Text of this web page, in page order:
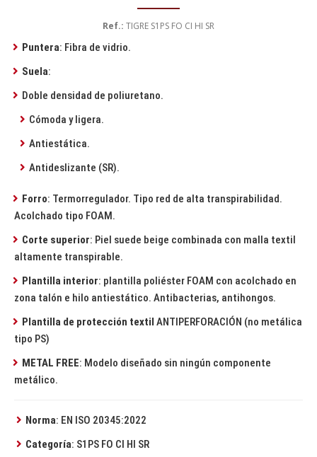
Ref.: TIGRE S1PS FO CI HI SR
Puntera: Fibra de vidrio.
Suela:
Doble densidad de poliuretano.
Cómoda y ligera.
Antiestática.
Antideslizante (SR).
Forro: Termorregulador. Tipo red de alta transpirabilidad.
Acolchado tipo FOAM.
Corte superior: Piel suede beige combinada con malla textil
altamente transpirable.
Plantilla interior: plantilla poliéster FOAM con acolchado en
zona talón e hilo antiestático. Antibacterias, antihongos.
Plantilla de protección textilANTIPERFORACIÓN (no metálica
tipo PS)
METAL FREE: Modelo diseñado sin ningún componente
metálico.
Norma: EN ISO 20345:2022
Categoría: S1PS FO CI HI SR